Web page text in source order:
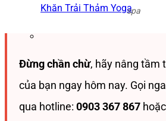
Khăn Trải Thảm Yogaspa
Đừng chần chừ, hãy nâng tầm
của bạn ngay hôm nay. Gọi
qua hotline: 0903 367 867